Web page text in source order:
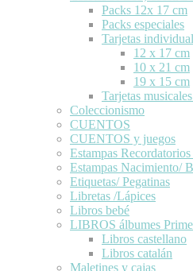
Packs 12x 17 cm
Packs especiales
Tarjetas
12 x 17 cm
10 x 21 cm
19 x 15 cm
Tarjetas
Coleccionismo
CUENTOS
CUENTOS y juegos
Estampas
Estampas Nacimiento/
Etiquetas/ Pegatinas
Libretas /Lápices
Libros bebé
LIBROS álbumes
Libros castellano
Libros catalán
Maletines y cajas